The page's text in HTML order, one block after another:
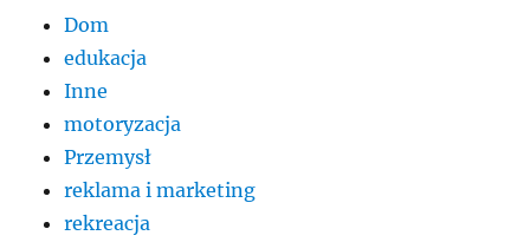
Dom
edukacja
Inne
motoryzacja
Przemysł
reklama i marketing
rekreacja